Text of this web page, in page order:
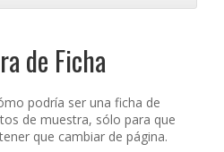
de Ficha
podría ser una ficha de
de muestra, sólo para que
que cambiar de página.